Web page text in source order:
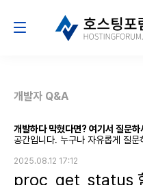
개발자 Q&A
개발하다 막혔다면? 여기서 질문하
공간입니다. 누구나 자유롭게 질
2025.08.12 17:12
proc_get_status